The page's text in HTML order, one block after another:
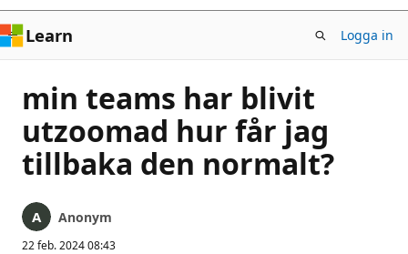
Learn Logga in
min teams har blivit
utzoomad hur får jag
tillbaka den normalt?
Anonym
22 feb. 2024 08:43